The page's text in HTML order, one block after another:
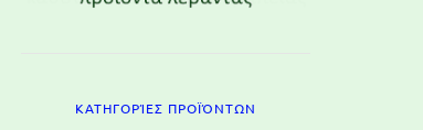
ΚΑΤΗΓΟΡΊΕΣ ΠΡΟΪΌΝΤΩΝ